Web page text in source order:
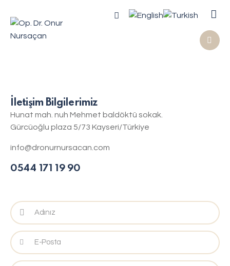
İletişim Bilgilerimiz
Hunat mah. nuh Mehmet baldöktü sokak.
Gürcüoğlu plaza 5/73 Kayseri/Türkiye
info@dronurnursacan.com
0544 171 19 90